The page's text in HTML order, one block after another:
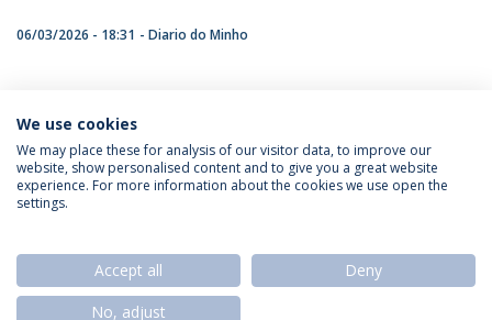
06/03/2026 - 18:31 Diario do Minho
Privacy Policy
We use cookies
We may place these for analysis of our visitor data, to improve our
website, show personalised content and to give you a great website
experience. For more information about the cookies we use open the
settings.
Accept all
Deny
No, adjust